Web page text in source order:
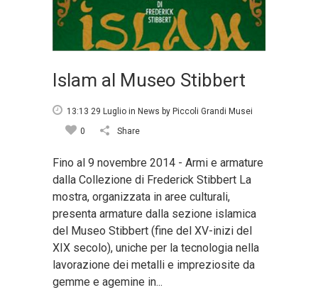
Islam al Museo Stibbert
13:13 29 Luglio in News by Piccoli Grandi Musei
0
Share
Fino al 9 novembre 2014 - Armi e armature
dalla Collezione di Frederick Stibbert La
mostra, organizzata in aree culturali,
presenta armature dalla sezione islamica
del Museo Stibbert (fine del XV-inizi del
XIX secolo), uniche per la tecnologia nella
lavorazione dei metalli e impreziosite da
gemme e agemine in...